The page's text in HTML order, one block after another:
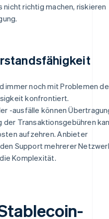
richtig machen, riskieren
immer noch mit Problemen
konfrontiert.
-ausfälle können
der Transaktionsgebühren
aufzehren. Anbieter
Support mehrerer
Komplexität.